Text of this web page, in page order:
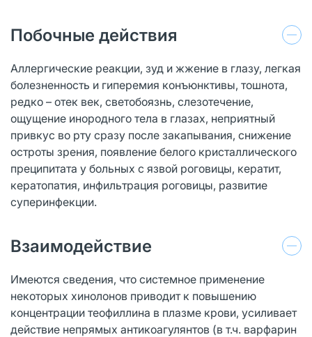
Побочные действия
Аллергические реакции, зуд и жжение в глазу, легкая
болезненность и гиперемия конъюнктивы, тошнота,
редко – отек век, светобоязнь, слезотечение,
ощущение инородного тела в глазах, неприятный
привкус во рту сразу после закапывания, снижение
остроты зрения, появление белого кристаллического
преципитата у больных с язвой роговицы, кератит,
кератопатия, инфильтрация роговицы, развитие
суперинфекции.
Взаимодействие
Имеются сведения, что системное применение
некоторых хинолонов приводит к повышению
концентрации теофиллина в плазме крови, усиливает
действие непрямых антикоагулянтов (в т.ч. варфарин